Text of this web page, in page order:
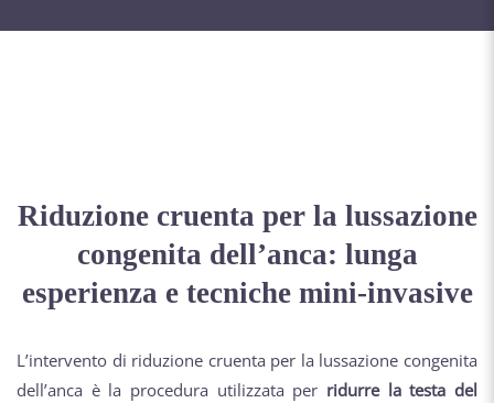
Riduzione cruenta per la lussazione
congenita dell’anca: lunga
esperienza e tecniche mini-invasive
L’intervento di riduzione cruenta per la lussazione congenita
dell’anca è la procedura utilizzata per ridurre la testa del